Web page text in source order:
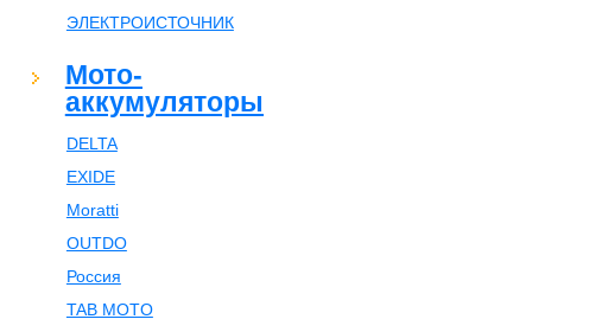
ЭЛЕКТРОИСТОЧНИК
Мото-
аккумуляторы
DELTA
EXIDE
Moratti
OUTDO
Россия
TAB MOTO